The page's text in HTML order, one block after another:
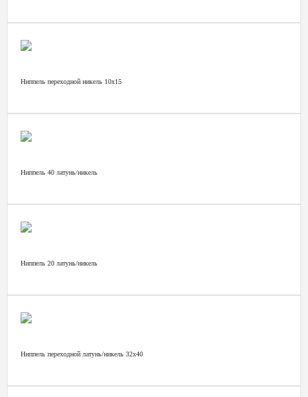
Ниппель переходной никель 10х15
Ниппель 40 латунь/никель
Ниппель 20 латунь/никель
Ниппель переходной латунь/никель 32х40